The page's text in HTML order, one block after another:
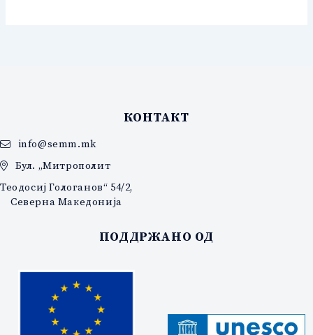
КОНТАКТ
info@semm.mk
Бул. „Митрополит
Теодосиј Гологанов“ 54/2,
Северна Македонија
ПОДДРЖАНО ОД